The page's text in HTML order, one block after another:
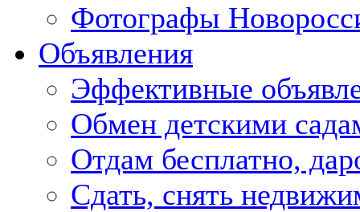
Фотографы
Объявления
Эффективные
Обмен детскими
Отдам бесплатно,
Сдать, снять